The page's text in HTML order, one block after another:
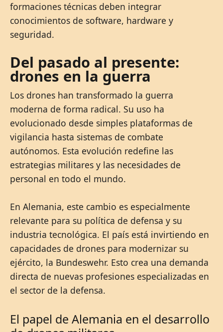
formaciones técnicas deben integrar
conocimientos de software, hardware y
seguridad.
Del pasado al presente:
drones en la guerra
Los drones han transformado la guerra
moderna de forma radical. Su uso ha
evolucionado desde simples plataformas de
vigilancia hasta sistemas de combate
autónomos. Esta evolución redefine las
estrategias militares y las necesidades de
personal en todo el mundo.
En Alemania, este cambio es especialmente
relevante para su política de defensa y su
industria tecnológica. El país está invirtiendo en
capacidades de drones para modernizar su
ejército, la Bundeswehr. Esto crea una demanda
directa de nuevas profesiones especializadas en
el sector de la defensa.
El papel de Alemania en el desarrollo